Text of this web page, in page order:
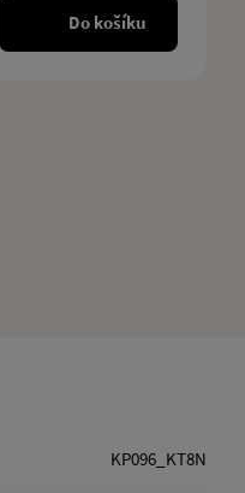
Do košíku
KP096_KT8N